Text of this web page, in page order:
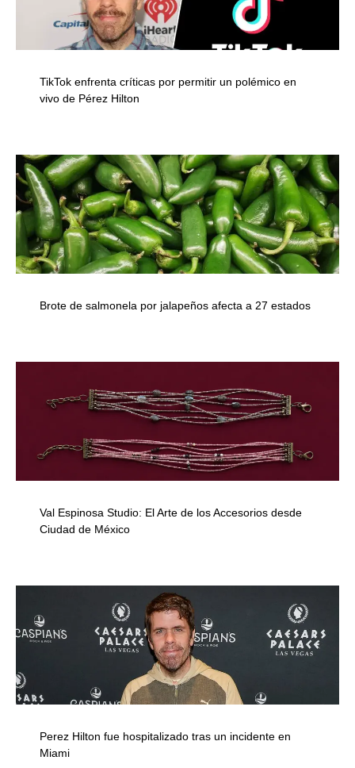
TikTok enfrenta críticas por permitir un polémico en
vivo de Pérez Hilton
Brote de salmonela por jalapeños afecta a 27 estados
Val Espinosa Studio: El Arte de los Accesorios desde
Ciudad de México
Perez Hilton fue hospitalizado tras un incidente en
Miami